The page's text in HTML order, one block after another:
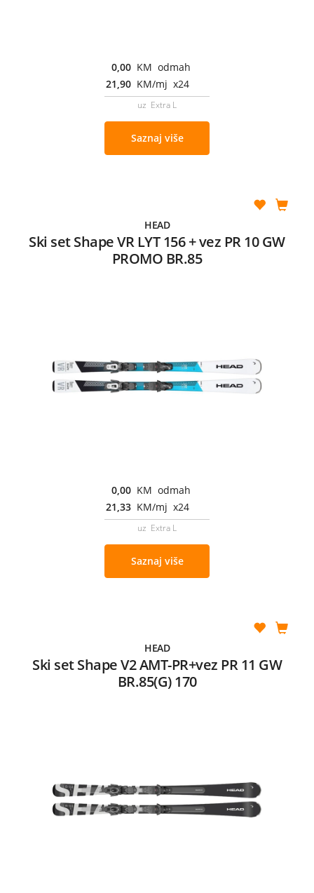
0,00 KM odmah
21,90 KM/mj x24
uz Extra L
Saznaj više
HEAD
Ski set Shape VR LYT 156 + vez PR 10 GW
PROMO BR.85
0,00 KM odmah
21,33 KM/mj x24
uz Extra L
Saznaj više
HEAD
Ski set Shape V2 AMT-PR+vez PR 11 GW
BR.85(G) 170